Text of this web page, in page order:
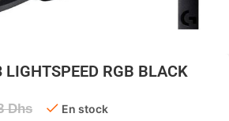
LIGHTSPEED RGB BLACK
Dhs En stock